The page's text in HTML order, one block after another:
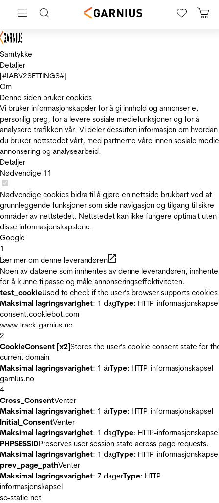
Samtykke
Detaljer
[#IABV2SETTINGS#]
Om
Denne siden bruker cookies
Vi bruker informasjonskapsler for å gi innhold og annonser et
personlig preg, for å levere sosiale mediefunksjoner og for å
analysere trafikken vår. Vi deler dessuten informasjon om hvordan
du bruker nettstedet vårt, med partnerne våre innen sosiale
annonsering og analysearbeid.
Detaljer
Nødvendige 11
Nødvendige cookies bidra til å gjøre en nettside brukbart ved at
grunnleggende funksjoner som side navigasjon og tilgang til sikre
områder av nettstedet. Nettstedet kan ikke fungere optimalt uten
disse informasjonskapslene.
Google
1
Lær mer om denne leverandøren
Noen av dataene som innhentes av denne leverandøren,
for å kunne tilpasse og måle annonseringseffektiviteten.
test_cookieUsed to check if the user's browser supports
Maksimal lagringsvarighet: 1 dagType: HTTP-informasjonskapsel
consent.cookiebot.com
www.track.garnius.no
2
CookieConsent [x2]Stores the user's cookie consent state for
current domain
Maksimal lagringsvarighet: 1 årType: HTTP-informasjonskapsel
garnius.no
4
Cross_ConsentVenter
Maksimal lagringsvarighet: 1 årType: HTTP-informasjonskapsel
Initial_ConsentVenter
Maksimal lagringsvarighet: 1 dagType: HTTP-informasjonskapsel
PHPSESSIDPreserves user session state across page requests.
Maksimal lagringsvarighet: 1 dagType: HTTP-informasjonskapsel
prev_page_pathVenter
Maksimal lagringsvarighet: 7 dagerType: HTTP-
informasjonskapsel
sc-static.net